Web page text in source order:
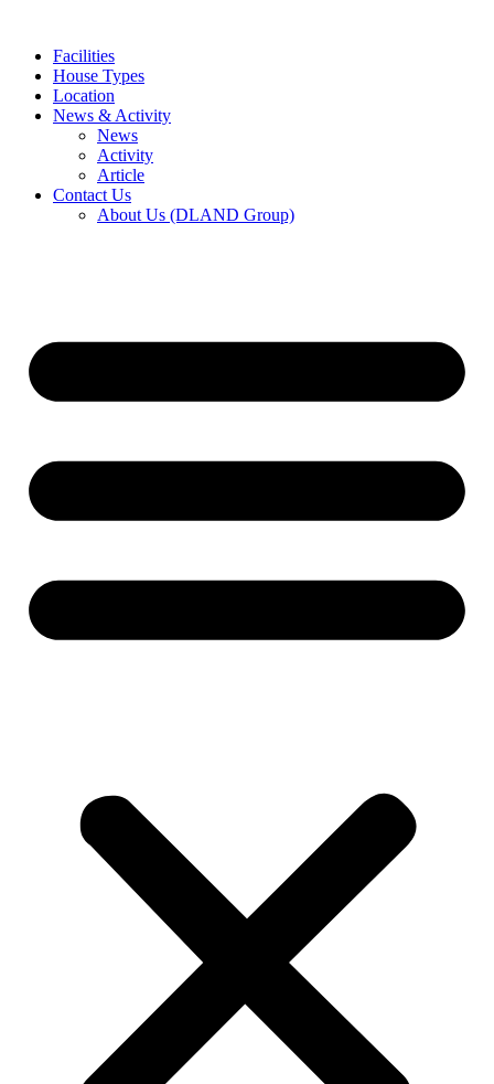
contentFacilities
House Types
Location
News & Activity
News
Activity
Article
Contact Us
About Us (DLAND Group)